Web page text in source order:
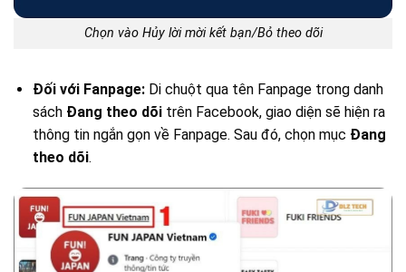
Chọn vào Hủy lời mời kết bạn/Bỏ theo dõi
Đối với Fanpage:Di chuột qua tên Fanpage trong danh
sách Đang theo dõitrên Facebook, giao diện sẽ hiện ra
thông tin ngắn gọn về Fanpage. Sau đó, chọn mục Đang
theo dõi.